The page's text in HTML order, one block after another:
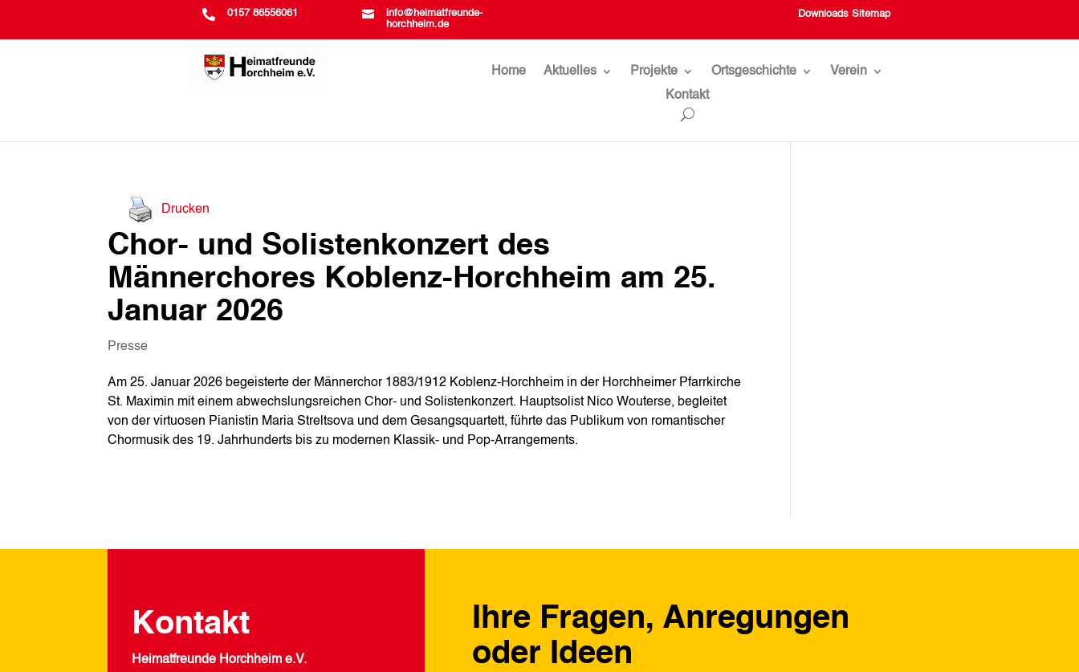
 0157 86556061 
info@heimatfreunde-
horchheim.de
Downloads Sitemap
Home Aktuelles Projekte Ortsgeschichte
Verein
Kontakt
Drucken
Chor- und Solistenkonzert des
Männerchores Koblenz-Horchheim am 25.
Januar 2026
Presse
Am 25. Januar 2026 begeisterte der Männerchor 1883/1912 Koblenz-Horchheim in der Horchheimer Pfarrkirche
St. Maximin mit einem abwechslungsreichen Chor‑ und Solistenkonzert. Hauptsolist Nico Wouterse, begleitet
von der virtuosen Pianistin Maria Streltsova und dem Gesangsquartett, führte das Publikum von romantischer
Chormusik des 19. Jahrhunderts bis zu modernen Klassik‑ und Pop‑Arrangements.
Kontakt
Heimatfreunde Horchheim e.V.
Ihre Fragen, Anregungen
oder Ideen